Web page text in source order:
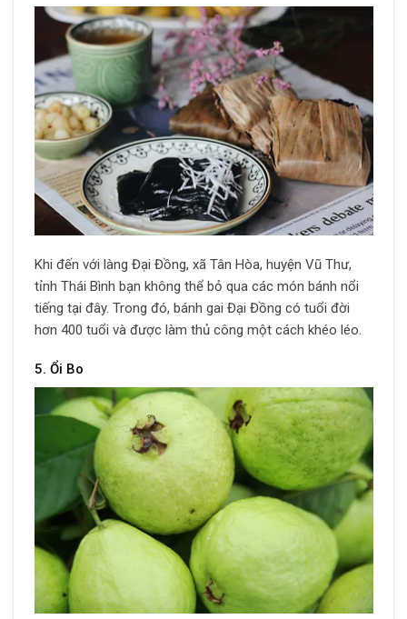
Khi đến với làng Đại Đồng, xã Tân Hòa, huyện Vũ Thư,
tỉnh Thái Bình bạn không thể bỏ qua các món bánh nổi
tiếng tại đây. Trong đó, bánh gai Đại Đồng có tuổi đời
hơn 400 tuổi và được làm thủ công một cách khéo léo.
5. Ổi Bo